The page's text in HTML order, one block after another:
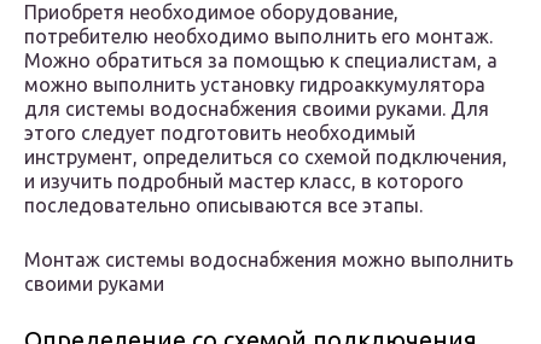
Приобретя необходимое оборудование,
потребителю необходимо выполнить его монтаж.
Можно обратиться за помощью к специалистам, а
можно выполнить установку гидроаккумулятора
для системы водоснабжения своими руками. Для
этого следует подготовить необходимый
инструмент, определиться со схемой подключения,
и изучить подробный мастер класс, в которого
последовательно описываются все этапы.
Монтаж системы водоснабжения можно выполнить
своими руками